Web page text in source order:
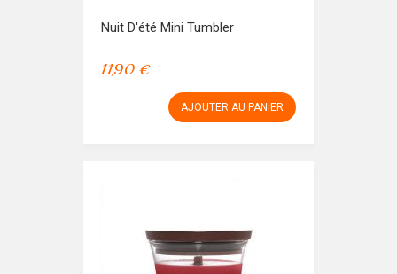
Nuit D'été Mini Tumbler
11,90 €
AJOUTER AU PANIER